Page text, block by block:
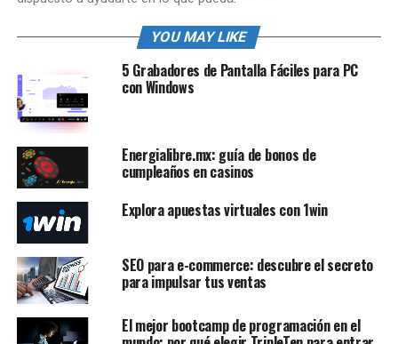
YOU MAY LIKE
5 Grabadores de Pantalla Fáciles para PC
con Windows
Energialibre.mx: guía de bonos de
cumpleaños en casinos
Explora apuestas virtuales con 1win
SEO para e-commerce: descubre el secreto
para impulsar tus ventas
El mejor bootcamp de programación en el